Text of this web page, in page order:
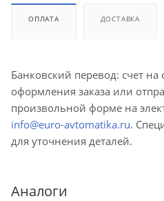
ОПЛАТА ДОСТАВКА
Банковский перевод: счет
оформления заказа или
произвольной форме на
info@euro-avtomatika.ru.
для уточнения деталей.
Аналоги